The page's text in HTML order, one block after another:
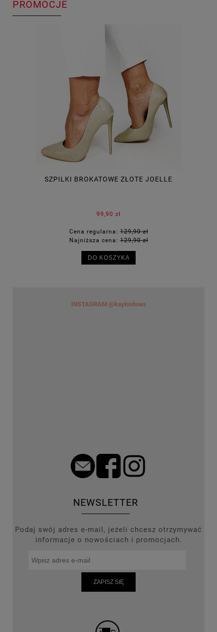
PROMOCJE
SZPILKI BROKATOWE ZŁOTE JOELLE
99,90 zł
Cena regularna:129,90 zł
Najniższa cena:129,90 zł
DO KOSZYKA
INSTAGRAM @kayloshoes
NEWSLETTER
Podaj swój adres e-mail, jeżeli chcesz otrzymywać
informacje o nowościach i promocjach.
ZAPISZ SIĘ